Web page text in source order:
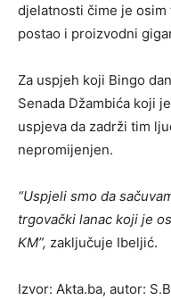
djelatnosti čime je
postao i proizvodni
Za uspjeh koji Bingo
Senada Džambića koji
uspjeva da zadrži tim
nepromijenjen.
“Uspjeli smo da
trgovački lanac koji je
KM”, zaključuje Ibeljić.
Izvor: Akta.ba, autor: